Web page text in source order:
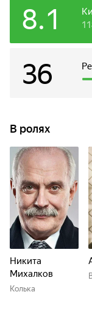
8.1
36
В ролях
Никита
Михалков
Колька